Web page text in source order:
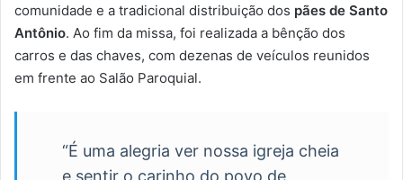
comunidade e a tradicional distribuição dos pães de Santo
Antônio. Ao fim da missa, foi realizada a bênção dos
carros e das chaves, com dezenas de veículos reunidos
em frente ao Salão Paroquial.
“É uma alegria ver nossa igreja cheia
e sentir o carinho do povo de